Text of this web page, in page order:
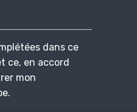
dans ce
ce, en accord
mon